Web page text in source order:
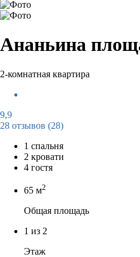
Ананьина
2-комнатная квартира
9,9
28 отзывов (28)
1 спальня
2 кровати
4 гостя
65 м2
Общая площадь
1 из 2
Этаж